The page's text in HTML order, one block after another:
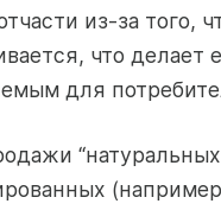
из-за того,
что делает
для